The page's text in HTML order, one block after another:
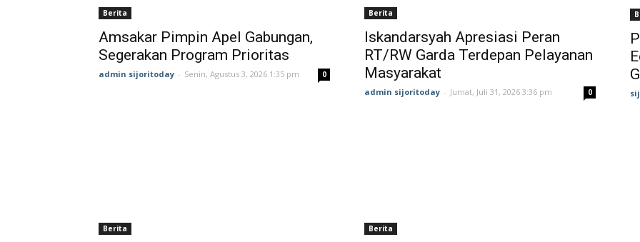
Berita
Amsakar Pimpin Apel Gabungan,
Segerakan Program Prioritas
admin sijoritoday - Senin, Agustus 3, 2026 1:35 pm 0
Berita
Iskandarsyah Apresiasi Peran
RT/RW Garda Terdepan Pelayanan
Masyarakat
admin sijoritoday - Jumat, Juli 31, 2026 3:36 pm 0
Berita Berita